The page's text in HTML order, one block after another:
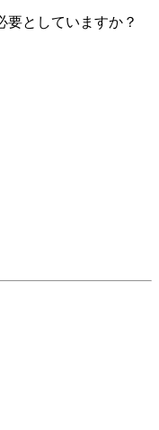
要としていますか？